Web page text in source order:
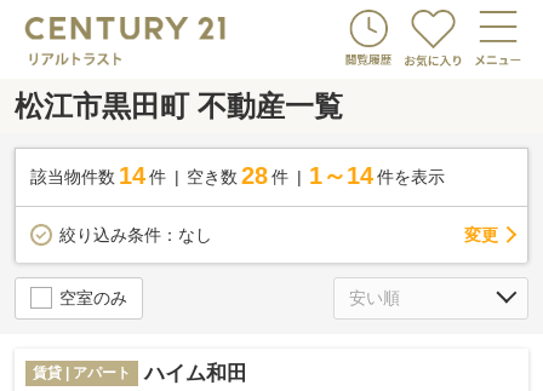
松江市黒田町 不動産一覧
該当物件数 14件 空き数 28 件 1～14 件を表示
絞り込み条件： なし 変更
空室のみ
賃貸 | アパート ハイム和田